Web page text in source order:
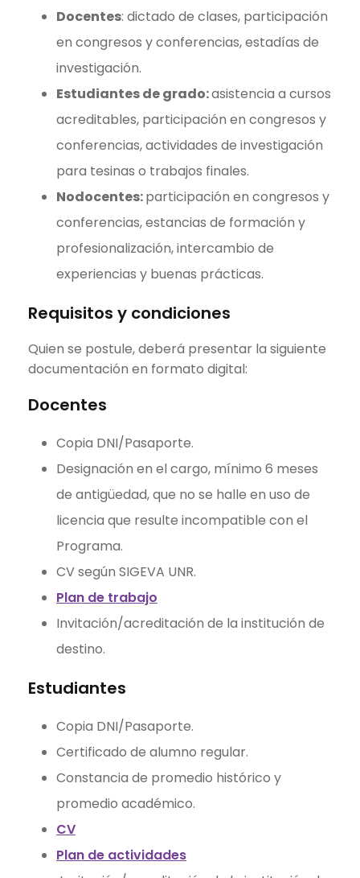
Docentes: dictado de clases, participación
en congresos y conferencias, estadías de
investigación.
Estudiantes de grado:asistencia a cursos
acreditables, participación en congresos y
conferencias, actividades de investigación
para tesinas o trabajos finales.
Nodocentes:participación en congresos y
conferencias, estancias de formación y
profesionalización, intercambio de
experiencias y buenas prácticas.
Requisitos y condiciones
Quien se postule, deberá presentar la siguiente
documentación en formato digital:
Docentes
Copia DNI/Pasaporte.
Designación en el cargo, mínimo 6 meses
de antigüedad, que no se halle en uso de
licencia que resulte incompatible con el
Programa.
CV según SIGEVA UNR.
Plan de trabajo
Invitación/acreditación de la institución de
destino.
Estudiantes
Copia DNI/Pasaporte.
Certificado de alumno regular.
Constancia de promedio histórico y
promedio académico.
CV
Plan de actividades